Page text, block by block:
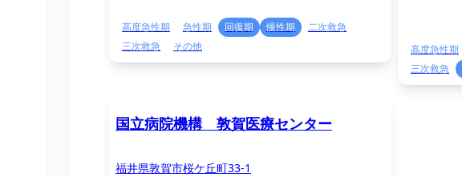
高度急性期 急性期 回復期 慢性期
二次救急
三次救急
その他 高度急性期
三次救急
国立病院機構 敦賀医療センター
福井県敦賀市桜ケ丘町33-1